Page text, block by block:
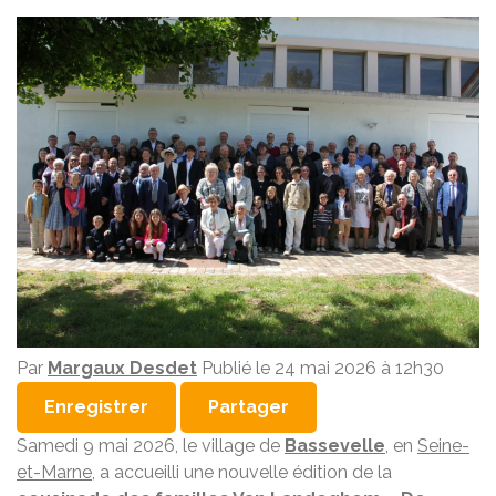
Par Margaux Desdet Publié le 24 mai 2026 à 12h30
Enregistrer
Partager
Samedi 9 mai 2026, le village de Bassevelle, en Seine-
et-Marne, a accueilli une nouvelle édition de la